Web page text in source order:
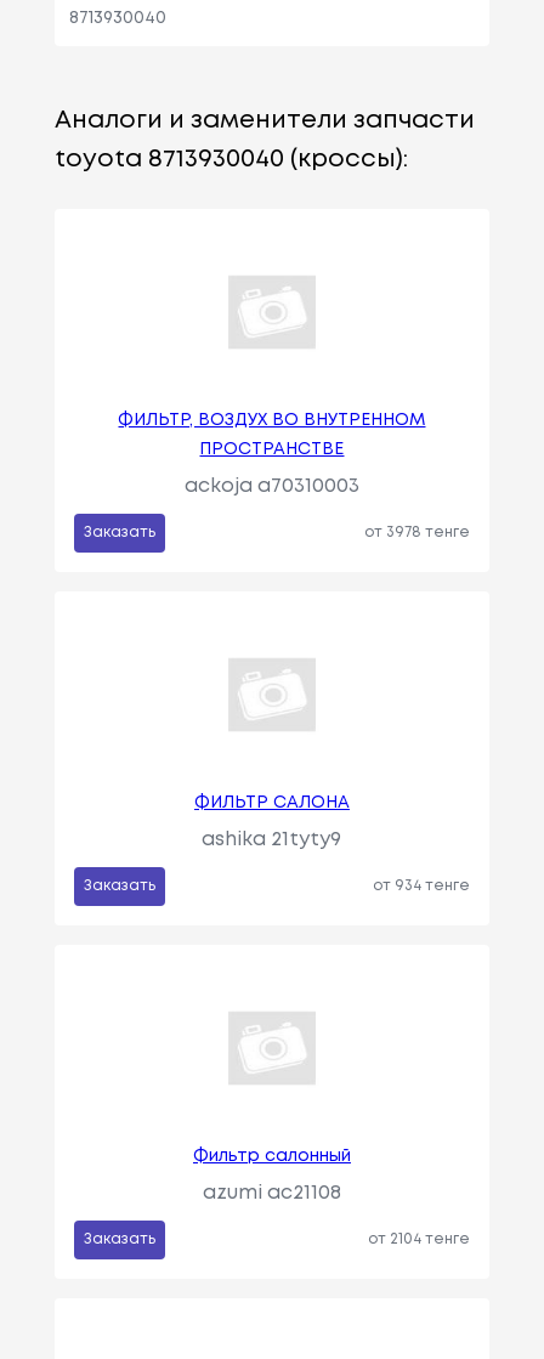
8713930040
Аналоги и заменители запчасти
toyota 8713930040 (кроссы):
ФИЛЬТР, ВОЗДУХ ВО ВНУТРЕННОМ
ПРОСТРАНСТВЕ
ackoja a70310003
Заказать от 3978 тенге
ФИЛЬТР САЛОНА
ashika 21tyty9
Заказать от 934 тенге
Фильтр салонный
azumi ac21108
Заказать от 2104 тенге